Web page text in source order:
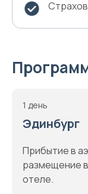
1 день
Эдинбург
Прибытие в
размещение
отеле.